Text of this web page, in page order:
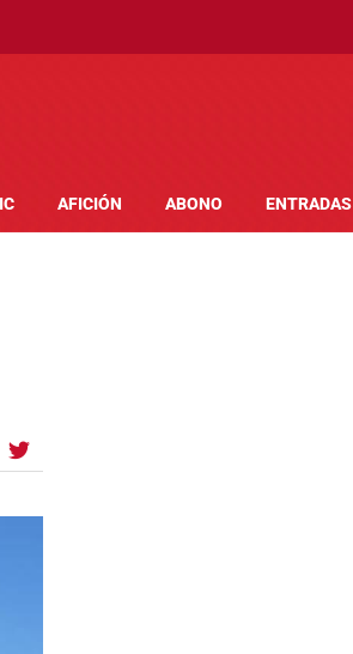
AFICIÓN ABONO ENTRADAS